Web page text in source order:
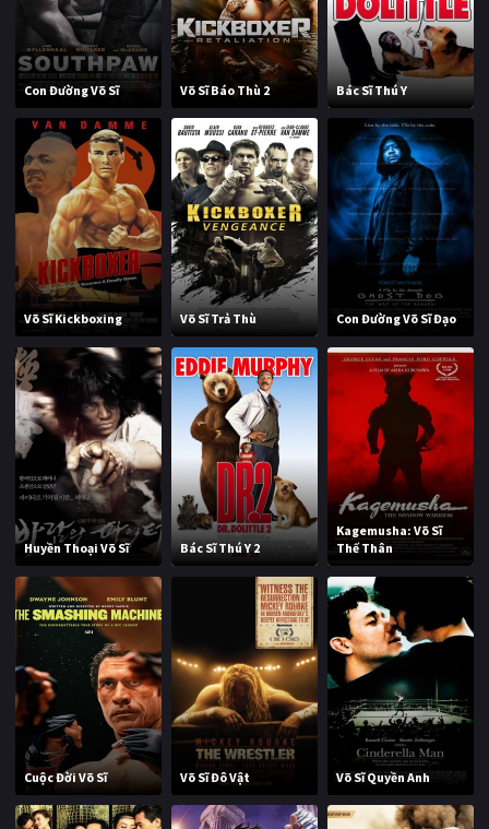
Con Đường Võ Sĩ Võ Sĩ Báo Thù 2 Bác Sĩ Thú Y
Võ Sĩ Kickboxing Võ Sĩ Trả Thù Con Đường Võ Sĩ Đạo
Huyền Thoại Võ Sĩ Bác Sĩ Thú Y 2
Kagemusha: Võ Sĩ
Thế Thân
Cuộc Đời Võ Sĩ Võ Sĩ Đô Vật Võ Sĩ Quyền Anh